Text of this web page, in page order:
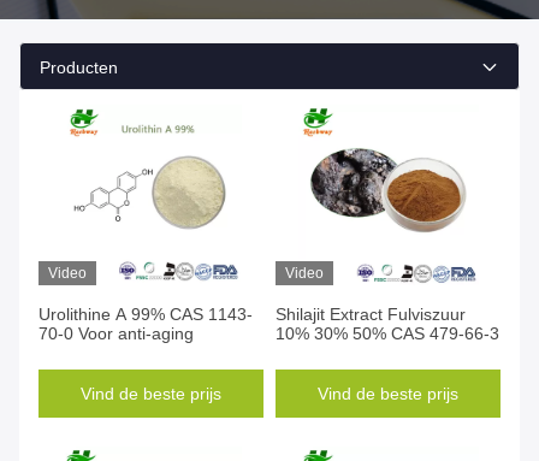
Producten
Video
Urolithine A 99% CAS 1143-
70-0 Voor anti-aging
Vind de beste prijs
Video
Shilajit Extract Fulviszuur
10% 30% 50% CAS 479-66-3
Vind de beste prijs